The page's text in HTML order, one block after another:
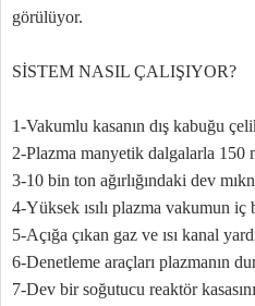
görülüyor.
SİSTEM NASIL ÇALIŞIYOR?
1-Vakumlu kasanın dış kabuğu
2-Plazma manyetik dalgalarla 150
3-10 bin ton ağırlığındaki dev
4-Yüksek ısılı plazma vakumun iç
5-Açığa çıkan gaz ve ısı kanal
6-Denetleme araçları plazmanın
7-Dev bir soğutucu reaktör